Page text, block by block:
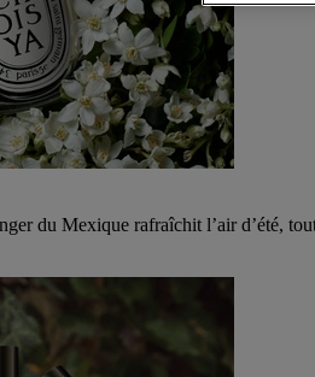
du Mexique rafraîchit l’air d’été,